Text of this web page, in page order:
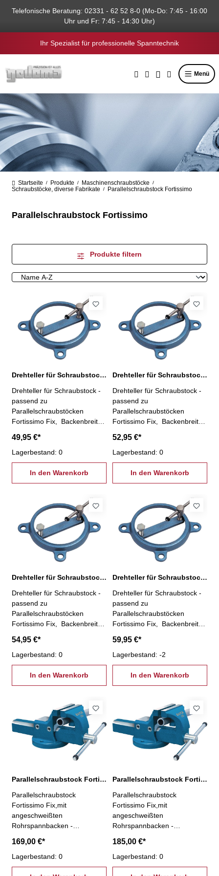
springen
Telefonische Beratung: 02331 - 62 52 8-0 (Mo-Do: 7:45 - 16:00
Uhr und Fr: 7:45 - 14:30 Uhr)
Ihr Spezialist für professionelle Spanntechnik
Menü
Startseite / Produkte / Maschinenschraubstöcke /
Schraubstöcke, diverse Fabrikate / Parallelschraubstock Fortissimo
Parallelschraubstock Fortissimo
Produkte filtern
Drehteller für Schraubstock 115 mm
Drehteller für Schraubstock -
passend zu
Parallelschraubstöcken
Fortissimo Fix, Backenbreite
4000830161) -
stahlgeschmiedet- ermöglicht
360°-Drehung des
Schraubstocks- stufenlose
Arretierung durch
49,95 €*
Lagerbestand: 0
In den Warenkorb
Drehteller für Schraubstock 125 mm
Drehteller für Schraubstock -
passend zu
Parallelschraubstöcken
Fortissimo Fix, Backenbreite
4000830162) -
stahlgeschmiedet- ermöglicht
360°-Drehung des
Schraubstocks- stufenlose
Arretierung durch
52,95 €*
Lagerbestand: 0
In den Warenkorb
Drehteller für Schraubstock 135 mm
Drehteller für Schraubstock -
passend zu
Parallelschraubstöcken
Fortissimo Fix, Backenbreite
4000830163) -
stahlgeschmiedet- ermöglicht
360°-Drehung des
Schraubstocks- stufenlose
Arretierung durch
54,95 €*
Lagerbestand: 0
In den Warenkorb
Drehteller für Schraubstock 150 mm
Drehteller für Schraubstock -
passend zu
Parallelschraubstöcken
Fortissimo Fix, Backenbreite
4000830164) -
stahlgeschmiedet- ermöglicht
360°-Drehung des
Schraubstocks- stufenlose
Arretierung durch
59,95 €*
Lagerbestand: -2
In den Warenkorb
Parallelschraubstock Fortissimo Fix 115 mm
Parallelschraubstock
Fortissimo Fix,mit
angeschweißten
Rohrspannbacken -
Spannweite: 140 mm,
Spanntiefe: 73,5 mm -
Ausführung: stahlgeschmiedet
169,00 €*
Lagerbestand: 0
Parallelschraubstock Fortissimo Fix 125 mm
Parallelschraubstock
Fortissimo Fix,mit
angeschweißten
Rohrspannbacken -
Spannweite: 160 mm,
Spanntiefe: 72,5 mm -
Ausführung: stahlgeschmiedet
185,00 €*
Lagerbestand: 0